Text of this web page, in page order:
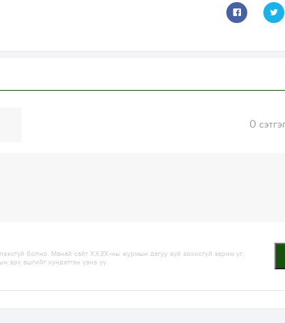
0
болно. Манай сайт ХХЗХ-ны журмын дагуу зүй зохисгүй зарим үг,
эрх ашгийг хүндэтгэн үзнэ үү.